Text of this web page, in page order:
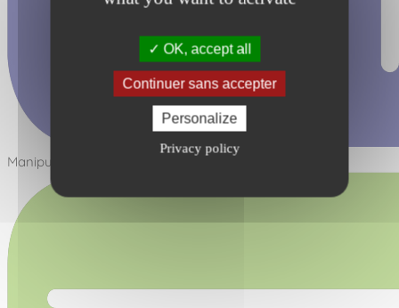
OK, accept all
Continuer sans accepter
Personalize
Privacy policy
Manipuler - Réfléchir